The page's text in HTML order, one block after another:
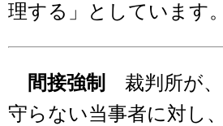
理する」としています。
間接強制
裁判所が
守らない当事者に対し